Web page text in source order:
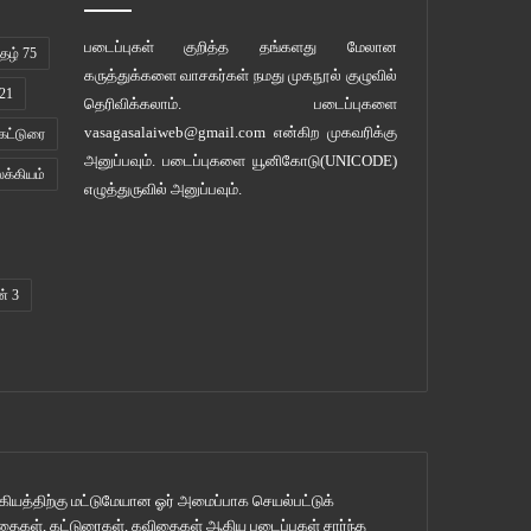
75
3
படைப்புகள் குறித்த தங்களது மேலான
கருத்துக்களை வாசகர்கள் நமதுமுகநூல் குழுவில்
தெரிவிக்கலாம். படைப்புகளை
vasagasalaiweb@gmail.comஎன்கிற முகவரிக்கு
அனுப்பவும். படைப்புகளை யூனிகோடு(UNICODE)
எழுத்துருவில் அனுப்பவும்.
மட்டுமேயான ஓர் அமைப்பாக செயல்பட்டுக்
கட்டுரைகள், கவிதைகள் ஆகிய படைப்புகள் சார்ந்த